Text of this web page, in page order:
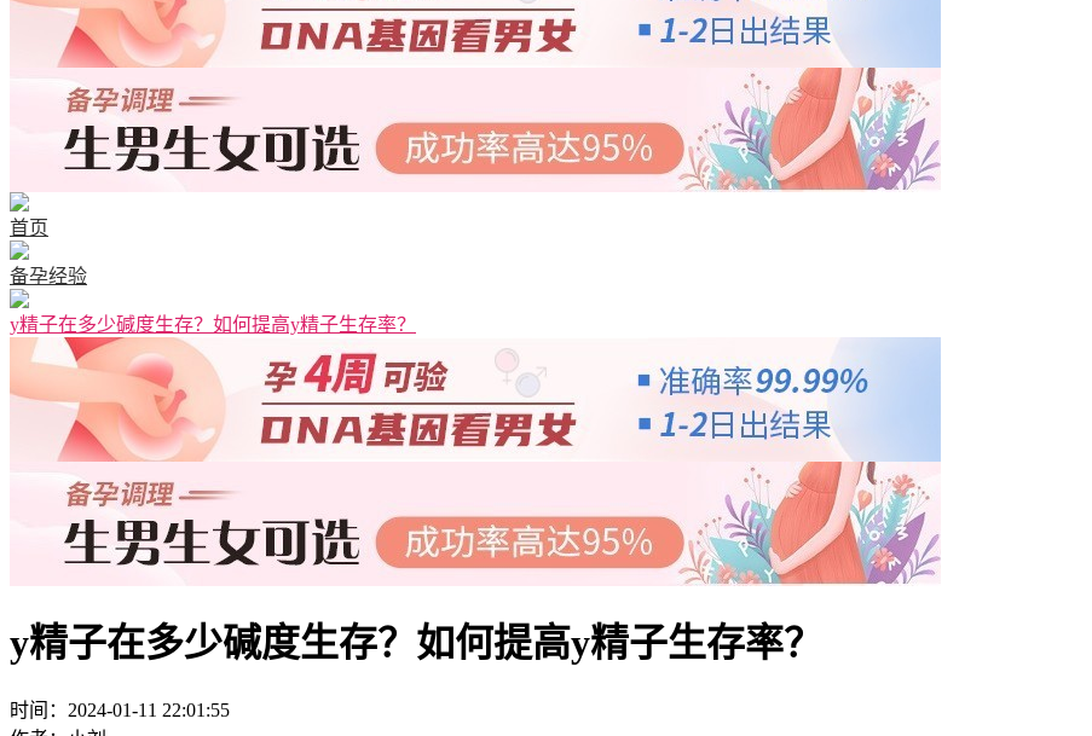
首页
备孕经验
y精子在多少碱度生存？如何提高y精子生存率？
y精子在多少碱度生存？如何提高y精子生存率？
时间：2024-01-11 22:01:55